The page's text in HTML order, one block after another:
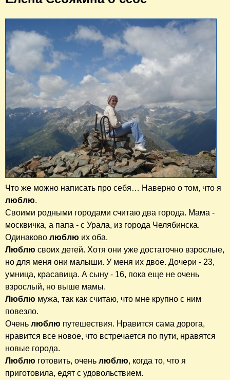
Что же можно написать про себя… Наверно о том, что я
люблю.
Своими родными городами считаю два города. Мама -
москвичка, а папа - с Урала, из города Челябинска.
Одинаково люблю их оба.
Люблю своих детей. Хотя они уже достаточно взрослые,
но для меня они малыши. У меня их двое. Дочери - 23,
умница, красавица. А сыну - 16, пока еще не очень
взрослый, но выше мамы.
Люблю мужа, так как считаю, что мне крупно с ним
повезло.
Очень люблю путешествия. Нравится сама дорога,
нравится все новое, что встречается по пути, нравятся
новые города.
Люблю готовить, очень люблю, когда то, что я
приготовила, едят с удовольствием.